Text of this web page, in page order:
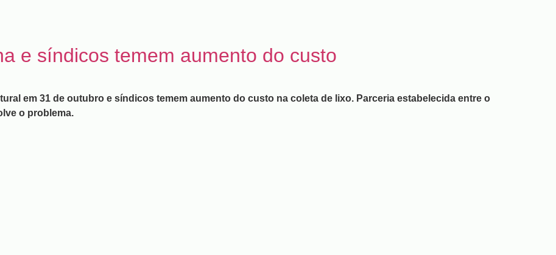
e síndicos temem aumento do custo
em 31 de outubro e síndicos temem aumento do custo na coleta de lixo. Parceria estabelecida entre o
o problema.